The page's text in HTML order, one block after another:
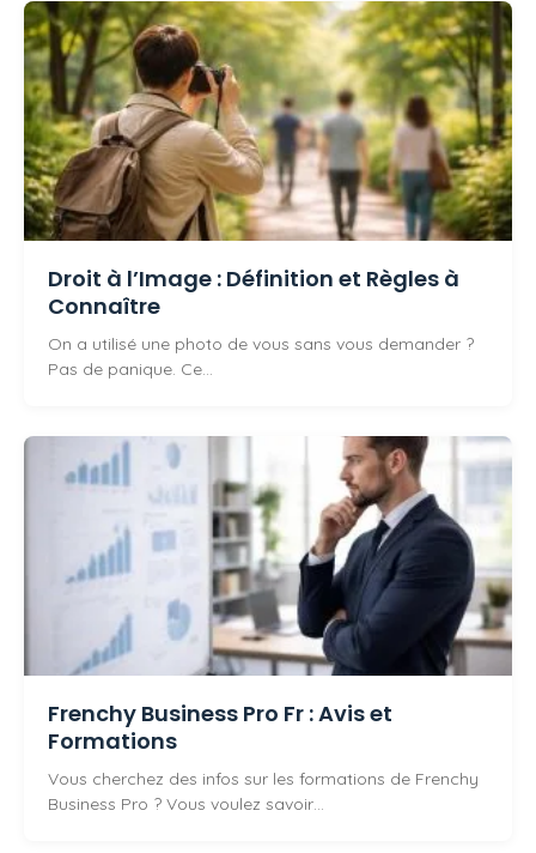
Droit à l’Image : Définition et Règles à
Connaître
On a utilisé une photo de vous sans vous demander ?
Pas de panique. Ce…
Frenchy Business Pro Fr : Avis et
Formations
Vous cherchez des infos sur les formations de Frenchy
Business Pro ? Vous voulez savoir…